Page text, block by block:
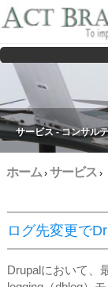
Drupalサイトの制作・保
ださい
サービス - コンサル
ホーム› サービス ›
ログ先変更で
Drupalにおいて、